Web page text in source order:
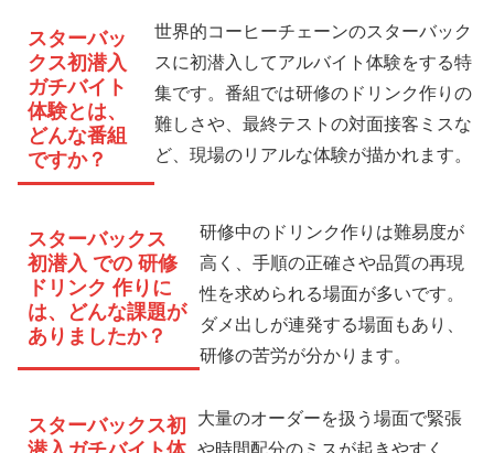
スターバッ
クス初潜入
ガチバイト
体験とは、
どんな番組
ですか？
世界的コーヒーチェーンのスターバック
スに初潜入してアルバイト体験をする特
集です。番組では研修のドリンク作りの
難しさや、最終テストの対面接客ミスな
ど、現場のリアルな体験が描かれます。
スターバックス
初潜入 での 研修
ドリンク 作りに
は、どんな課題が
ありましたか？
研修中のドリンク作りは難易度が
高く、手順の正確さや品質の再現
性を求められる場面が多いです。
ダメ出しが連発する場面もあり、
研修の苦労が分かります。
スターバックス初
大量のオーダーを扱う場面で緊張
や時間配分のミスが起きやすく、